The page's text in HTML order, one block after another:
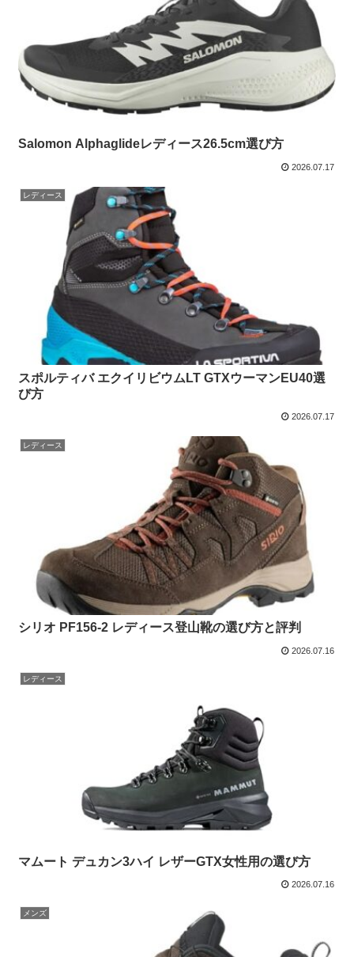
Salomon Alphaglideレディース26.5cm選び方
2026.07.17
レディース
スポルティバ エクイリビウムLT GTXウーマンEU40選
び方
2026.07.17
レディース
シリオ PF156-2 レディース登山靴の選び方と評判
2026.07.16
レディース
マムート デュカン3ハイ レザーGTX女性用の選び方
2026.07.16
メンズ